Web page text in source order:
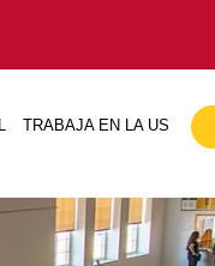
TRABAJA EN LA US